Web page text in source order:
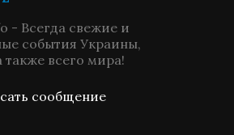
- Всегда свежие и
события Украины,
также всего мира!
сообщение